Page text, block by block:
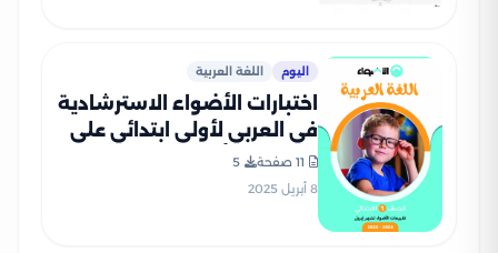
اليوم اللغة العربية
اختبارات الأضواء الاسترشادية
في العربي لأولى ابتدائي على
PDF
11 صفحة
5
8 أبريل 2025